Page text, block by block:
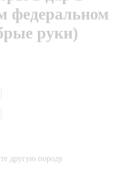
федеральном
руки)
другую породу